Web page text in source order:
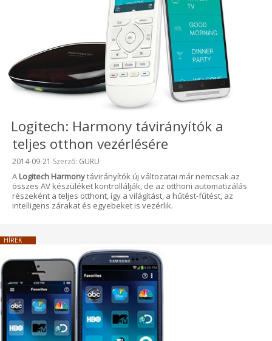
Logitech: Harmony távirányítók a
teljes otthon vezérlésére
Beküldve:
2014-09-21 Szerző: GURU
A Logitech Harmonytávirányítók új változatai már nemcsak az
összes AV készüléket kontrollálják, de az otthoni automatizálás
részeként a teljes otthont, így a világítást, a hűtést-fűtést, az
intelligens zárakat és egyebeket is vezérlik.
HÍREK